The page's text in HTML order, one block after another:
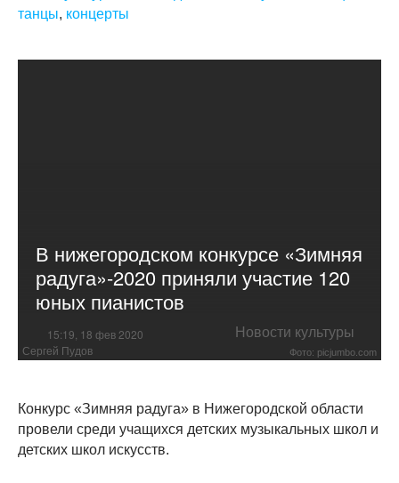
танцы, концерты
В нижегородском конкурсе «Зимняя
радуга»-2020 приняли участие 120
юных пианистов
15:19, 18 фев 2020 Новости культуры
Сергей Пудов Фото: picjumbo.com
Конкурс «Зимняя радуга» в Нижегородской области
провели среди учащихся детских музыкальных школ и
детских школ искусств.